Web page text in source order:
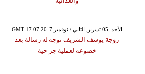
GMT 17:07 2017 الأحد ,05 تشرين الثاني / نوفمبر
زوجة يوسف الشريف توجه له رسالة بعد
خضوعه لعملية جراحية